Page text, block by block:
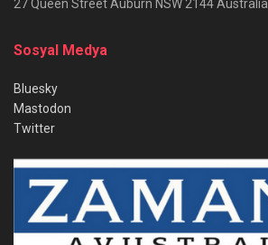
27 Queen Street Auburn NSW 2144 Australia
Sosyal Medya
Bluesky
Mastodon
Twitter